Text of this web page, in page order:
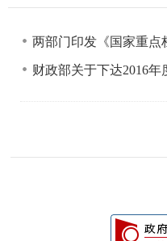
两部门印发《国家重点
财政部关于下达2016